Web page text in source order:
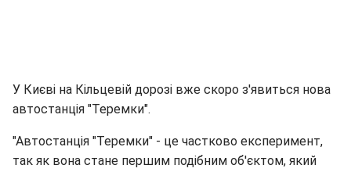
У Києві на Кільцевій дорозі вже скоро з'явиться нова
автостанція "Теремки".
"Автостанція "Теремки" - це частково експеримент,
так як вона стане першим подібним об'єктом, який